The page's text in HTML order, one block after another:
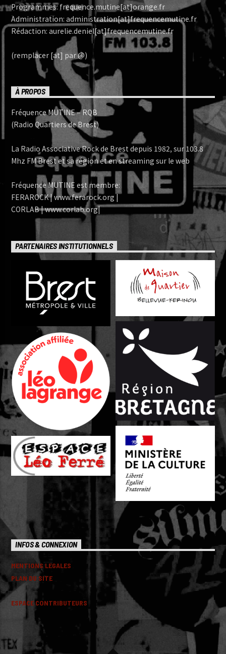
Programmes: frequence.mutine[at]orange.fr
Administration: administration[at]frequencemutine.fr
Rédaction: aurelie.deniel[at]frequencemutine.fr
(remplacer [at] par @)
À PROPOS
Fréquence MUTINE – RQB
(Radio Quartiers de Brest)
La Radio Associative Rock de Brest depuis 1982, sur 103.8
Mhz FM Brest et sa région et en streaming sur le web
Fréquence MUTINE est membre:
FERAROCK | www.ferarock.org |
CORLAB | www.corlab.org|
PARTENAIRES INSTITUTIONNELS
INFOS & CONNEXION
MENTIONS LEGALES
PLAN DU SITE
ESPACE CONTRIBUTEURS